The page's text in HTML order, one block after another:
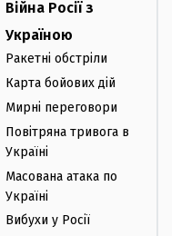
Війна Росії з
Україною
Ракетні обстріли
Карта бойових дій
Мирні переговори
Повітряна тривога в
Україні
Масована атака по
Україні
Вибухи у Росії